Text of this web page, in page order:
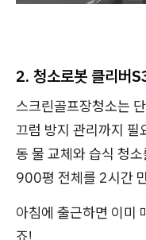
2. 청소로봇 클리버
스크린골프장청소는
끄럼 방지 관리까지
동 물 교체와 습식 청
900평 전체를 2시간
아침에 출근하면 이미
죠!